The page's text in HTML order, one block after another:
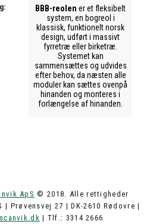
BBB-reolen er et fleksibelt
system, en bogreol i
klassisk, funktionelt norsk
design, udført i massivt
fyrretræ eller birketræ.
Systemet kan
sammensættes og udvides
efter behov, da næsten alle
moduler kan sættes ovenpå
hinanden og monteres i
forlængelse af hinanden.
ApS © 2018. Alle rettigheder
Prøvensvej 27 | DK-2610 Rødovre |
| Tlf.: 3314 2666